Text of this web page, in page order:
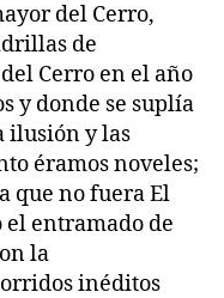
del Cerro,
de
Cerro en el año
y donde se suplía
ilusión y las
éramos noveles;
que no fuera El
el entramado de
la
inéditos